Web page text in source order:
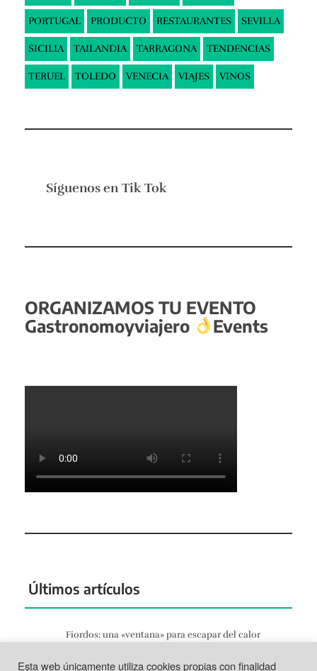
PORTUGAL PRODUCTO RESTAURANTES SEVILLA
SICILIA TAILANDIA TARRAGONA TENDENCIAS
TERUEL TOLEDO VENECIA VIAJES VINOS
Síguenos en Tik Tok
ORGANIZAMOS TU EVENTO
Gastronomoyviajero
Events
Últimos artículos
Fiordos: una «ventana» para escapar del calor
Esta web únicamente utiliza cookies propias con finalidad